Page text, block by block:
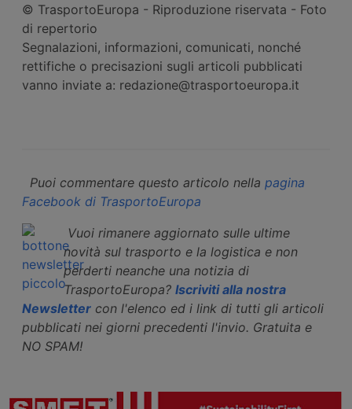
© TrasportoEuropa - Riproduzione riservata - Foto
di repertorio
Segnalazioni, informazioni, comunicati, nonché
rettifiche o precisazioni sugli articoli pubblicati
vanno inviate a: redazione@trasportoeuropa.it
Puoi commentare questo articolo nella pagina
Facebook di TrasportoEuropa
Vuoi rimanere aggiornato sulle ultime
novità sul trasporto e la logistica e non
perderti neanche una notizia di
TrasportoEuropa? Iscriviti alla nostra
Newsletter con l'elenco ed i link di tutti gli articoli
pubblicati nei giorni precedenti l'invio. Gratuita e
NO SPAM!